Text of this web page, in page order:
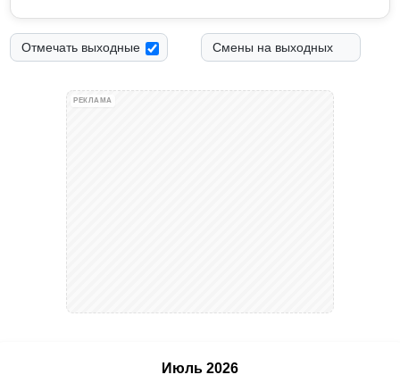
Отмечать выходные Смены на выходных
РЕКЛАМА
Июль 2026